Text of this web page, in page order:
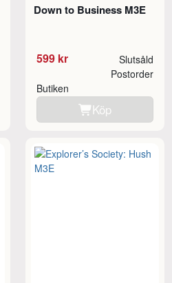
Down to Business M3E
599 kr Slutsåld
Butiken
Postorder
Köp